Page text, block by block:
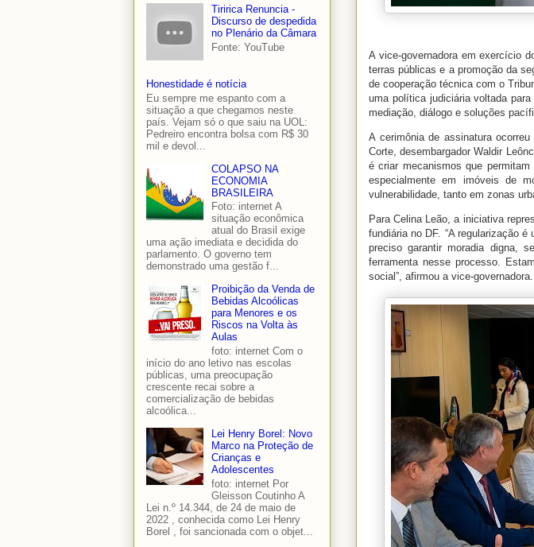
A vice-governadora em exercício
terras públicas e a promoção da
de cooperação técnica com o
uma política judiciária voltada
mediação, diálogo e soluções
A cerimônia de assinatura
Corte, desembargador Waldir
é criar mecanismos que
especialmente em imóveis de
vulnerabilidade, tanto em zonas
Para Celina Leão, a iniciativa
fundiária no DF. “A regularização
preciso garantir moradia digna,
ferramenta nesse processo.
social”, afirmou a vice-governadora.
Tiririca Renuncia -
Discurso de despedida
no Plenário da Câmara
Fonte: YouTube
Honestidade é notícia
Eu sempre me espanto com a
situação a que chegamos neste
país. Vejam só o que saiu na UOL:
Pedreiro encontra bolsa com R$ 30
mil e devol...
COLAPSO NA
ECONOMIA
BRASILEIRA
Foto: internet A
situação econômica
atual do Brasil exige
uma ação imediata e decidida do
parlamento. O governo tem
demonstrado uma gestão f...
Proibição da Venda de
Bebidas Alcoólicas
para Menores e os
Riscos na Volta às
Aulas
foto: internet Com o
início do ano letivo nas escolas
públicas, uma preocupação
crescente recai sobre a
comercialização de bebidas
alcoólica...
Lei Henry Borel: Novo
Marco na Proteção de
Crianças e
Adolescentes
foto: internet Por
Gleisson Coutinho A
Lei n.º 14.344, de 24 de maio de
2022 , conhecida como Lei Henry
Borel , foi sancionada com o objet...